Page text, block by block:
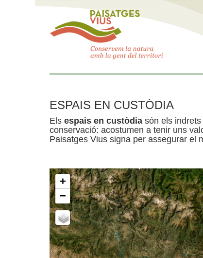
ESPAIS EN CUSTÒDIA
Els espais en custòdia són els
conservació: acostumen a tenir uns
Paisatges Vius signa per assegurar el
+
−